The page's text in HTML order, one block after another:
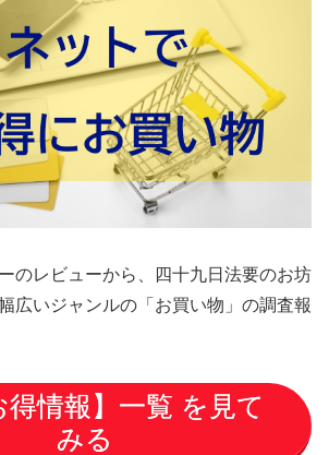
のレビューから、四十九日法要のお坊
広いジャンルの「お買い物」の調査報
得情報】一覧 を見て
みる